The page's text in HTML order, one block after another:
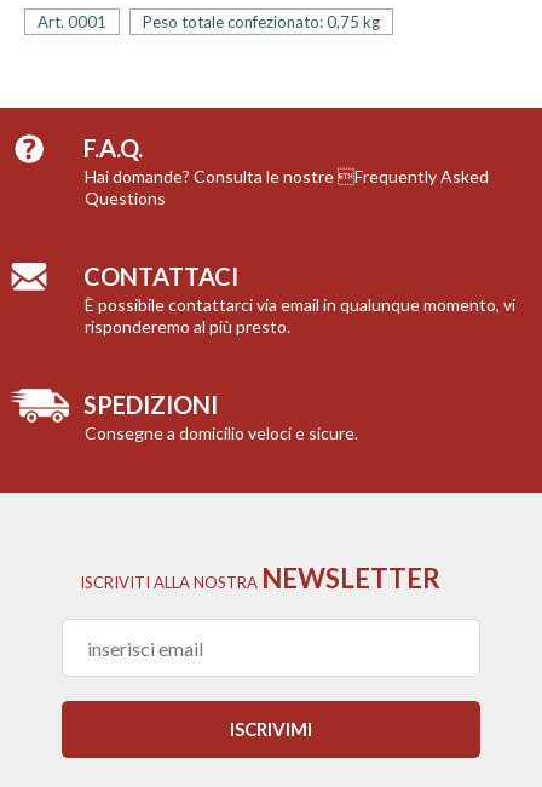
Art. 0001 Peso totale confezionato: 0,75 kg
F.A.Q.
Hai domande? Consulta le nostre Frequently Asked
Questions
CONTATTACI
È possibile contattarci via email in qualunque momento, vi
risponderemo al più presto.
SPEDIZIONI
Consegne a domicilio veloci e sicure.
ISCRIVITI ALLA NOSTRA NEWSLETTER
ISCRIVIMI